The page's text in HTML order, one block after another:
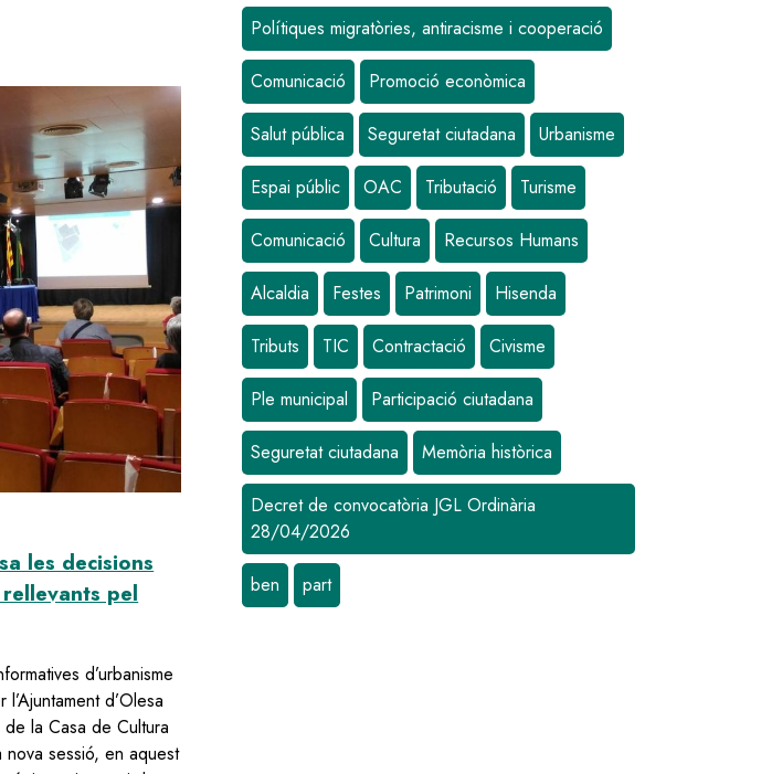
als seus barris
les decisions
pel
d’urbanisme
d’Olesa
la Casa de Cultura
sessió, en aquest
Polítiques migratòries, antiracisme i cooperació
Comunicació Promoció econòmica
Salut pública Seguretat ciutadana Urbanisme
Espai públic OAC Tributació Turisme
Comunicació Cultura Recursos Humans
Alcaldia Festes Patrimoni Hisenda
Tributs TIC Contractació Civisme
Ple municipal Participació ciutadana
Seguretat ciutadana Memòria històrica
Decret de convocatòria JGL Ordinària
28/04/2026
ben part